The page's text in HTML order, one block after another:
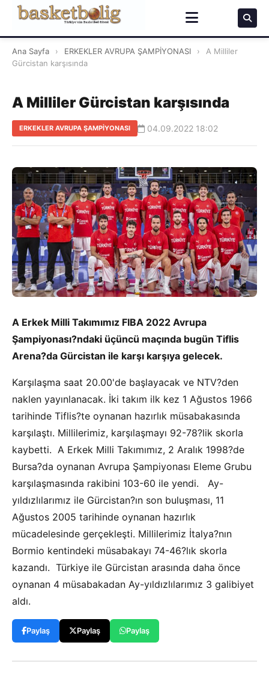
Ana Sayfa › ERKEKLER AVRUPA ŞAMPİYONASI ›
A Milliler
Gürcistan karşısında
A Milliler Gürcistan karşısında
ERKEKLER AVRUPA ŞAMPİYONASI 04.09.2022 18:02
A Erkek Milli Takımımız FIBA 2022 Avrupa
Şampiyonası?ndaki üçüncü maçında bugün Tiflis
Arena?da Gürcistan ile karşı karşıya gelecek.
Karşılaşma saat 20.00'de başlayacak ve NTV?den
naklen yayınlanacak. İki takım ilk kez 1 Ağustos 1966
tarihinde Tiflis?te oynanan hazırlık müsabakasında
karşılaştı. Millilerimiz, karşılaşmayı 92-78?lik skorla
kaybetti. A Erkek Milli Takımımız, 2 Aralık 1998?de
Bursa?da oynanan Avrupa Şampiyonası Eleme Grubu
karşılaşmasında rakibini 103-60 ile yendi. Ay-
yıldızlılarımız ile Gürcistan?ın son buluşması, 11
Ağustos 2005 tarihinde oynanan hazırlık
mücadelesinde gerçekleşti. Millilerimiz İtalya?nın
Bormio kentindeki müsabakayı 74-46?lık skorla
kazandı. Türkiye ile Gürcistan arasında daha önce
oynanan 4 müsabakadan Ay-yıldızlılarımız 3 galibiyet
aldı.
Paylaş Paylaş Paylaş